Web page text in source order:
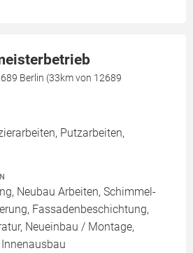
Berlin (33km von 12689
Putzarbeiten,
Neubau Arbeiten, Schimmel-
Fassadenbeschichtung,
Neueinbau / Montage,